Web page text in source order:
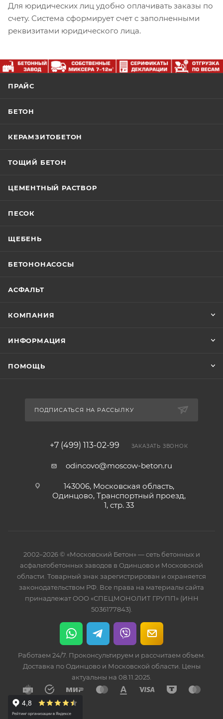
Для юридических лиц удобно оплачивать заказы по
счету. Система сформирует счет с заполненными
реквизитами юридического лица.
ПРАЙС
БЕТОН
КЕРАМЗИТОБЕТОН
ТОЩИЙ БЕТОН
ЦЕМЕНТНЫЙ РАСТВОР
ПЕСОК
ЩЕБЕНЬ
БЕТОНОНАСОСЫ
АСФАЛЬТ
КОМПАНИЯ
ИНФОРМАЦИЯ
ПОМОЩЬ
ПОДПИСАТЬСЯ НА РАССЫЛКУ
+7 (499) 113-02-99 ЗАКАЗАТЬ ЗВОНОК
odincovo@moscow-beton.ru
143006, Московская область,
Одинцово, Транспортный проезд,
1, стр. 33
2002–2026 © «Московский Бетон» — сеть бетонных и
асфальтобетонных заводов в Одинцово и Московской
области. Товарный знак зарегистрирован и охраняется
законодательством РФ. Все права на материалы сайта
принадлежат ООО «СПЕЦМОНОЛИТ ГРУПП» (ИНН
5036177843).
Работаем 24/7. Проконсультируем и рассчитаем объем.
Доставка по Одинцово и Московской области. Цены
актуальны на 08.11.2025.